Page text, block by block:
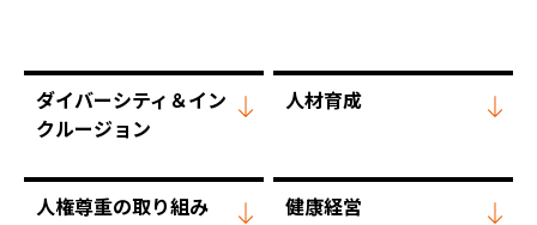
ダイバーシティ＆イン
クルージョン
人材育成
人権尊重の取り組み 健康経営